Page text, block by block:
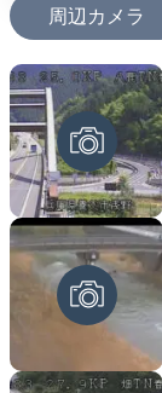
周辺カメラ